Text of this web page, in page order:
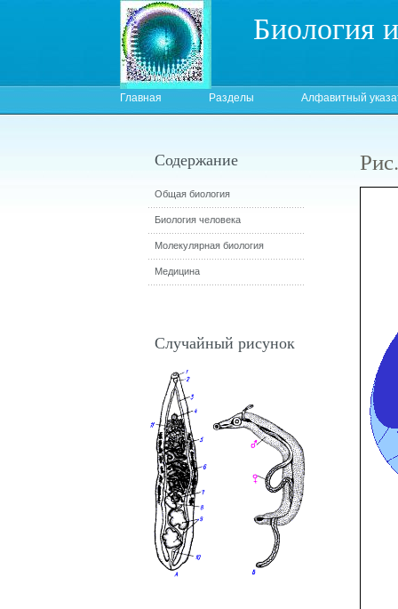
Биология
Главная Разделы Алфавитный
Содержание
Общая биология
Биология человека
Молекулярная биология
Медицина
Случайный рисунок